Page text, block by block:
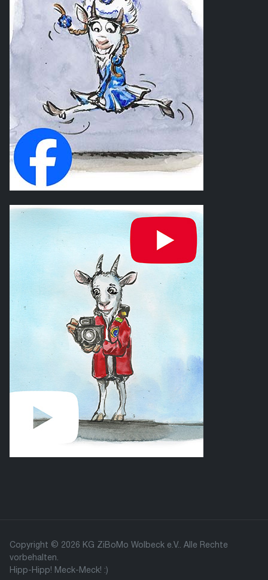
Copyright © 2026 KG ZiBoMo Wolbeck e.V.. Alle Rechte
vorbehalten.
Hipp-Hipp! Meck-Meck! :)